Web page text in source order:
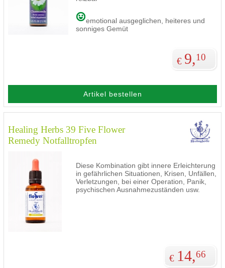
emotional ausgeglichen, heiteres und
sonniges Gemüt
€ 9,10
Artikel bestellen
Healing Herbs 39 Five Flower
Remedy Notfalltropfen
Diese Kombination gibt innere Erleichterung
in gefährlichen Situationen, Krisen, Unfällen,
Verletzungen, bei einer Operation, Panik,
psychischen Ausnahmezuständen usw.
€ 14,66